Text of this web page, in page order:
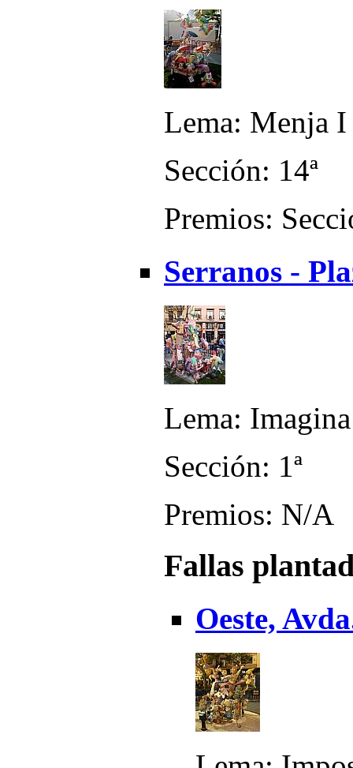
Lema: Menja
Sección: 14ª
Premios:
Serranos -
Lema:
Sección: 1ª
Premios: N/A
Fallas
Oeste,